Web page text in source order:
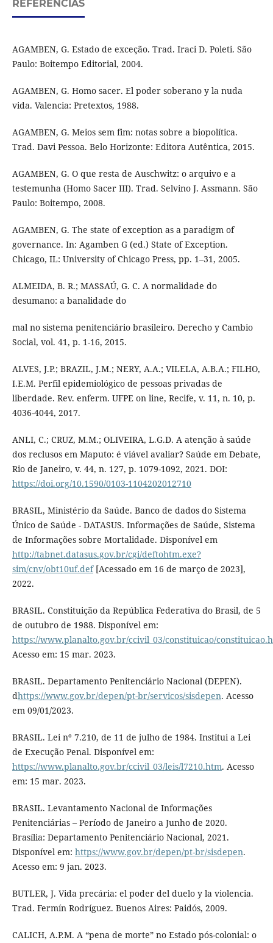
REFERÊNCIAS
AGAMBEN, G. Estado de exceção. Trad. Iraci D. Poleti. São
Paulo: Boitempo Editorial, 2004.
AGAMBEN, G. Homo sacer. El poder soberano y la nuda
vida. Valencia: Pretextos, 1988.
AGAMBEN, G. Meios sem fim: notas sobre a biopolítica.
Trad. Davi Pessoa. Belo Horizonte: Editora Autêntica, 2015.
AGAMBEN, G. O que resta de Auschwitz: o arquivo e a
testemunha (Homo Sacer III). Trad. Selvino J. Assmann. São
Paulo: Boitempo, 2008.
AGAMBEN, G. The state of exception as a paradigm of
governance. In: Agamben G (ed.) State of Exception.
Chicago, IL: University of Chicago Press, pp. 1–31, 2005.
ALMEIDA, B. R.; MASSAÚ, G. C. A normalidade do
desumano: a banalidade do
mal no sistema penitenciário brasileiro. Derecho y Cambio
Social, vol. 41, p. 1-16, 2015.
ALVES, J.P.; BRAZIL, J.M.; NERY, A.A.; VILELA, A.B.A.; FILHO,
I.E.M. Perfil epidemiológico de pessoas privadas de
liberdade. Rev. enferm. UFPE on line, Recife, v. 11, n. 10, p.
4036-4044, 2017.
ANLI, C.; CRUZ, M.M.; OLIVEIRA, L.G.D. A atenção à saúde
dos reclusos em Maputo: é viável avaliar? Saúde em Debate,
Rio de Janeiro, v. 44, n. 127, p. 1079-1092, 2021. DOI:
https://doi.org/10.1590/0103-1104202012710
BRASIL, Ministério da Saúde. Banco de dados do Sistema
Único de Saúde - DATASUS. Informações de Saúde, Sistema
de Informações sobre Mortalidade. Disponível em
http://tabnet.datasus.gov.br/cgi/deftohtm.exe?
sim/cnv/obt10uf.def[Acessado em 16 de março de 2023],
2022.
BRASIL. Constituição da República Federativa do Brasil, de 5
de outubro de 1988. Disponível em:
https://www.planalto.gov.br/ccivil_03/constituicao/
Acesso em: 15 mar. 2023.
BRASIL. Departamento Penitenciário Nacional (DEPEN).
dhttps://www.gov.br/depen/pt-br/servicos/sisdepen. Acesso
em 09/01/2023.
BRASIL. Lei nº 7.210, de 11 de julho de 1984. Institui a Lei
de Execução Penal. Disponível em:
https://www.planalto.gov.br/ccivil_03/leis/l7210.htm. Acesso
em: 15 mar. 2023.
BRASIL. Levantamento Nacional de Informações
Penitenciárias – Período de Janeiro a Junho de 2020.
Brasília: Departamento Penitenciário Nacional, 2021.
Disponível em: https://www.gov.br/depen/pt-br/sisdepen.
Acesso em: 9 jan. 2023.
BUTLER, J. Vida precária: el poder del duelo y la violencia.
Trad. Fermín Rodríguez. Buenos Aires: Paidós, 2009.
CALICH, A.P.M. A “pena de morte” no Estado pós-colonial: o